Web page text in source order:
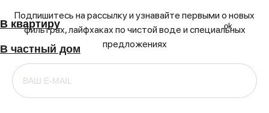
В квартиру
В квартиру
В частный дом
В частный дом
Подпишитесь на рассылку и узнавайте первыми о новых
фильтрах, лайфхаках по чистой воде и специальных
предложениях
ok